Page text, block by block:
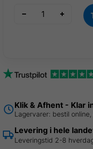
B
x
L
5,00
meter
Klik & Afhent - Klar
Lagervarer: bestil
Levering i hele
Leveringstid 2-8